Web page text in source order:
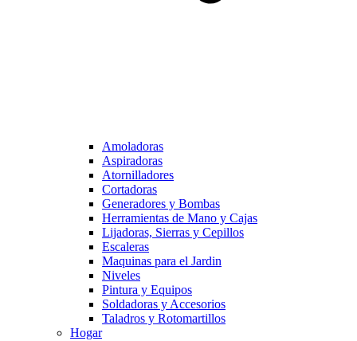
Amoladoras
Aspiradoras
Atornilladores
Cortadoras
Generadores y Bombas
Herramientas de Mano y Cajas
Lijadoras, Sierras y Cepillos
Escaleras
Maquinas para el Jardin
Niveles
Pintura y Equipos
Soldadoras y Accesorios
Taladros y Rotomartillos
Hogar